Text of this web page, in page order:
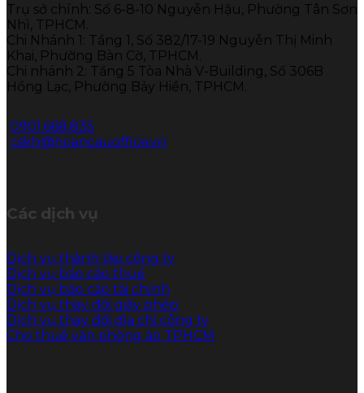
Trụ sở chính: Số 6-8-10 Nguyễn Hậu, Phường Tân Sơn
Nhì, TPHCM.
Chi Nhánh 1: Tầng 1, Số 382/17-19 Nguyễn Thị Minh
Khai, Phường Bàn Cờ, TPHCM.
Chi nhánh 2: Tầng 5 Tòa Nhà V-Building, Số 306B
Hồng Lạc, Phường Bảy Hiền, TPHCM.
0901.668.835
cskh@hoancauoffice.vn
Các dịch vụ
Dịch vụ thành lập công ty
Dịch vụ báo cáo thuế
Dịch vụ báo cáo tài chính
Dịch vụ thay đổi giấy phép
Dịch vụ thay đổi địa chỉ công ty
Cho thuê văn phòng ảo TPHCM